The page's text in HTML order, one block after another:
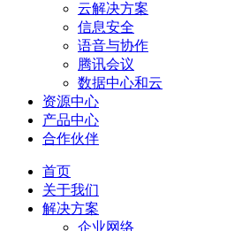
云解决方案
信息安全
语音与协作
腾讯会议
数据中心和云
资源中心
产品中心
合作伙伴
首页
关于我们
解决方案
企业网络